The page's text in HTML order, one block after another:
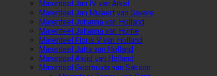
Marenteel Jan IV van Arkel
Marenteel Jan Mulaert van Gavere
Marenteel Johanna van Holland
Marenteel Johanna van Horne
Marenteel Floris V van Holland
Marenteel Jutta van Holland
Marenteel Aleid van Holland
Marenteel Geertruida van Saksen